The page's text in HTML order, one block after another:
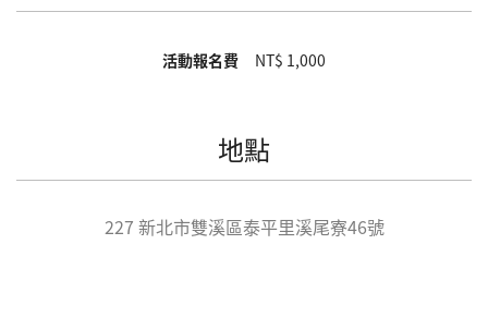
活動報名費 NT$ 1,000
地點
227 新北市雙溪區泰平里溪尾寮46號